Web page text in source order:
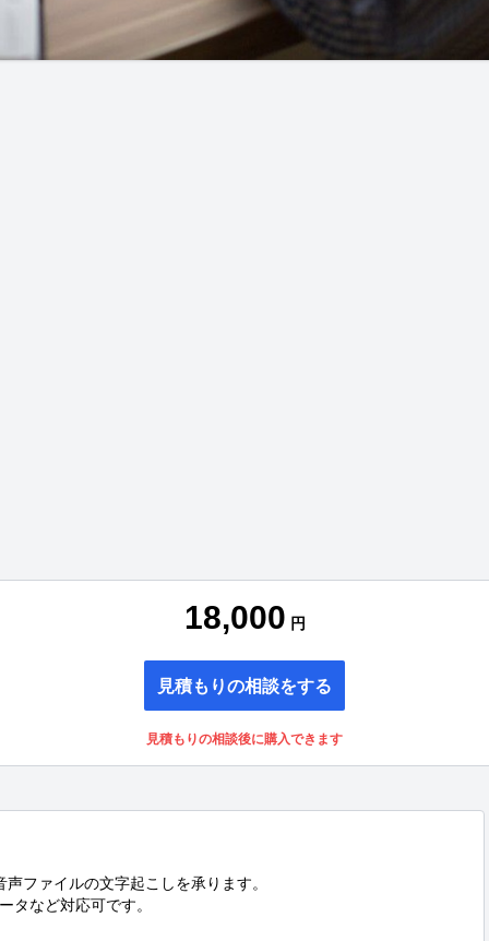
18,000 円
見積もりの相談をする
見積もりの相談後に購入できます
ファイルの文字起こしを承ります。
タなど対応可です。